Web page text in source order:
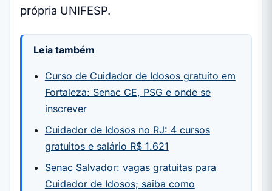
própria UNIFESP.
Leia também
Curso de Cuidador de Idosos gratuito em
Fortaleza: Senac CE, PSG e onde se
inscrever
Cuidador de Idosos no RJ: 4 cursos
gratuitos e salário R$ 1.621
Senac Salvador: vagas gratuitas para
Cuidador de Idosos; saiba como